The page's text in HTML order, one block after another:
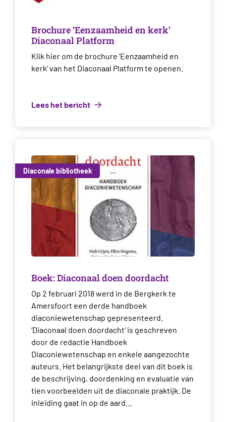
Brochure ‘Eenzaamheid en kerk’
Diaconaal Platform
Klik hier om de brochure ‘Eenzaamheid en
kerk’ van het Diaconaal Platform te openen.
Lees het bericht
Diaconale bibliotheek
Boek: Diaconaal doen doordacht
Op 2 februari 2018 werd in de Bergkerk te
Amersfoort een derde handboek
diaconiewetenschap gepresenteerd.
‘Diaconaal doen doordacht’ is geschreven
door de redactie Handboek
Diaconiewetenschap en enkele aangezochte
auteurs. Het belangrijkste deel van dit boek is
de beschrijving, doordenking en evaluatie van
tien voorbeelden uit de diaconale praktijk. De
inleiding gaat in op de aard…